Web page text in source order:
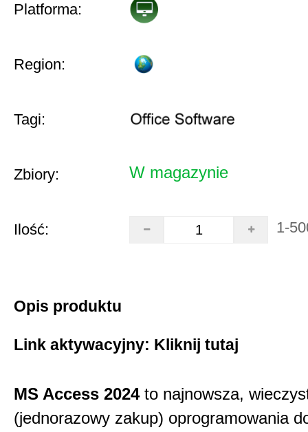
Platforma:
Region:
Tagi:
Zbiory: W magazynie
Ilość: 1-
Opis produktu
Link aktywacyjny: Kliknij tutaj
MS Access 2024to najnowsza,
(jednorazowy zakup) oprogramowania